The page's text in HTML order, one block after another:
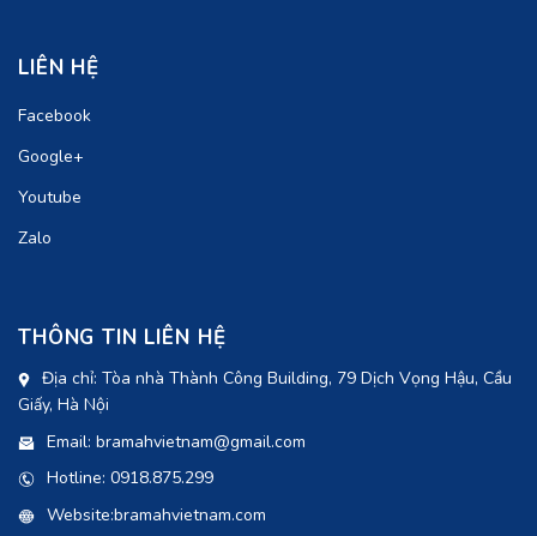
LIÊN HỆ
Facebook
Google+
Youtube
Zalo
THÔNG TIN LIÊN HỆ
Địa chỉ: Tòa nhà Thành Công Building, 79 Dịch Vọng Hậu, Cầu
Giấy, Hà Nội
Email: bramahvietnam@gmail.com
Hotline: 0918.875.299
Website:bramahvietnam.com